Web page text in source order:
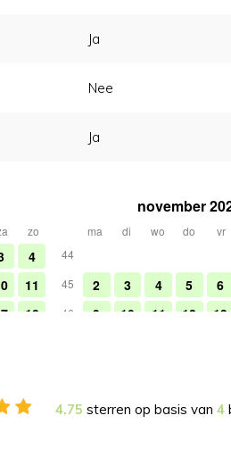
Ja
Nee
Ja
4.75 sterren op basis van 4